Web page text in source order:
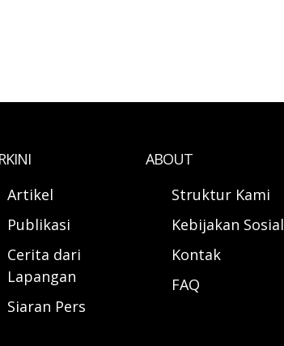
Artikel
Publikasi
Cerita dari
Lapangan
Siaran Pers
ABOUT
Struktur Kami
Kebijakan Sosial
Kontak
FAQ